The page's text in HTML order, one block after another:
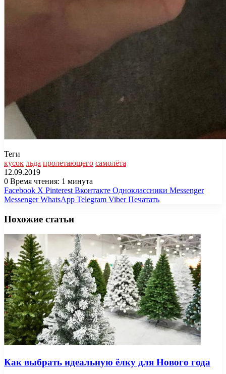
Теги
кусок льда пролетающего самолёта
12.09.2019
0 Время чтения: 1 минута
Facebook X Pinterest Вконтакте Одноклассники Messenger
Messenger WhatsApp Telegram Viber Печатать
Похожие статьи
Как выбрать идеальную ёлку для Нового года